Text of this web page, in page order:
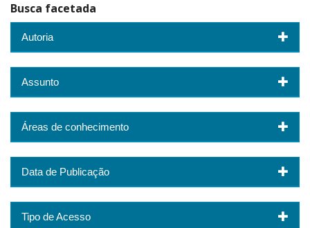
Busca facetada
Autoria
Assunto
Áreas de conhecimento
Data de Publicação
Tipo de Acesso